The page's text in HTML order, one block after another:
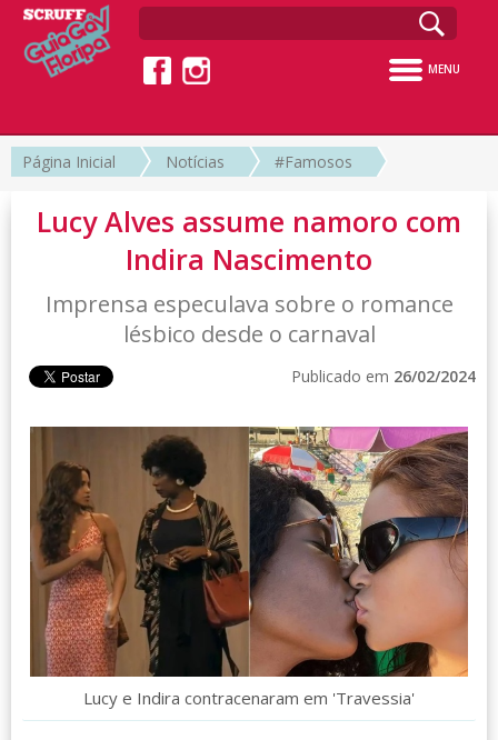
MENU
Página Inicial Notícias #Famosos
Lucy Alves assume namoro com
Indira Nascimento
Imprensa especulava sobre o romance
lésbico desde o carnaval
Publicado em 26/02/2024
Lucy e Indira contracenaram em 'Travessia'